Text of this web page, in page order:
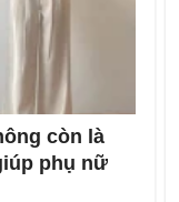
còn là
phụ nữ